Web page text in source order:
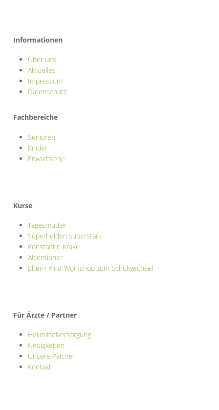
Informationen
Über uns
Aktuelles
Impressum
Datenschutz
Fachbereiche
Senioren
Kinder
Erwachsene
Kurse
Tagesmütter
Superhelden superstark
Konstantin Krake
Attentioner
Eltern-Kind-Workshop zum Schulwechsel
Für Ärzte / Partner
Heilmittelversorgung
Neuigkeiten
Unsere Partner
Kontakt